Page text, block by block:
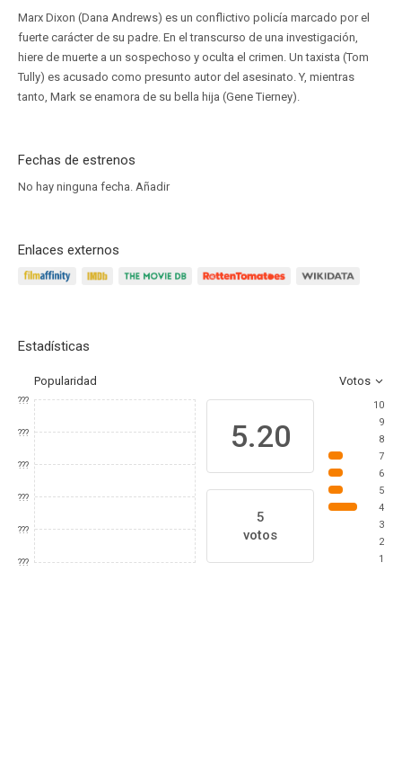
Marx Dixon (Dana Andrews) es un conflictivo policía marcado por el
fuerte carácter de su padre. En el transcurso de una investigación,
hiere de muerte a un sospechoso y oculta el crimen. Un taxista (Tom
Tully) es acusado como presunto autor del asesinato. Y, mientras
tanto, Mark se enamora de su bella hija (Gene Tierney).
Fechas de estrenos
No hay ninguna fecha. Añadir
Enlaces externos
Estadísticas
Popularidad Votos
???
???
???
???
???
???
5.20
5
votos
10
9
8
7
6
5
4
3
2
1